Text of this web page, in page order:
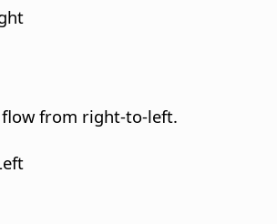
from right-to-left.